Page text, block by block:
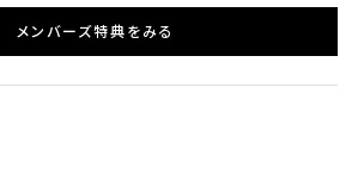
メンバーズ特典をみる